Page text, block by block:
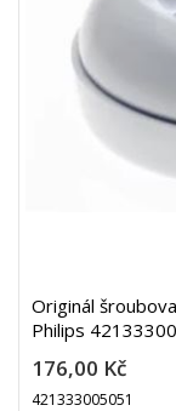
Originál
Philips
176,00 Kč
421333005051